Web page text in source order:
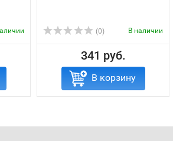
(0) В наличии
341 руб.
В корзину